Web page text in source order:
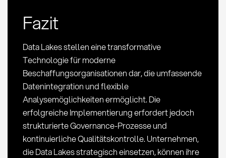
Fazit
Data Lakes stellen eine transformative
Technologie für moderne
Beschaffungsorganisationen dar, die umfassende
Datenintegration und flexible
Analysemöglichkeiten ermöglicht. Die
erfolgreiche Implementierung erfordert jedoch
strukturierte Governance-Prozesse und
kontinuierliche Qualitätskontrolle. Unternehmen,
die Data Lakes strategisch einsetzen, können ihre